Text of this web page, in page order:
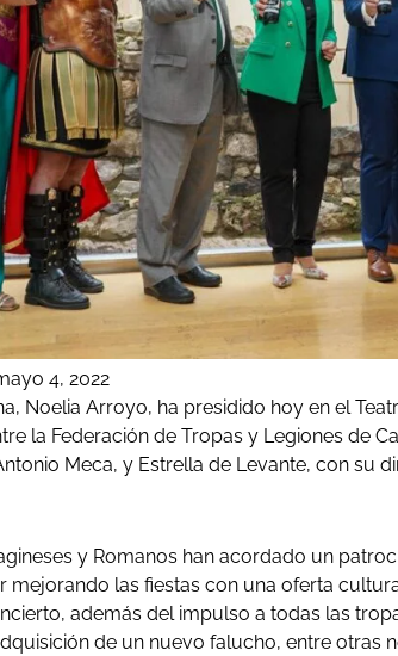
4, 2022
Noelia Arroyo, ha presidido hoy en el
la Federación de Tropas y Legiones de
Meca, y Estrella de Levante, con su
y Romanos han acordado un
las fiestas con una oferta
además del impulso a todas las
de un nuevo falucho, entre otras